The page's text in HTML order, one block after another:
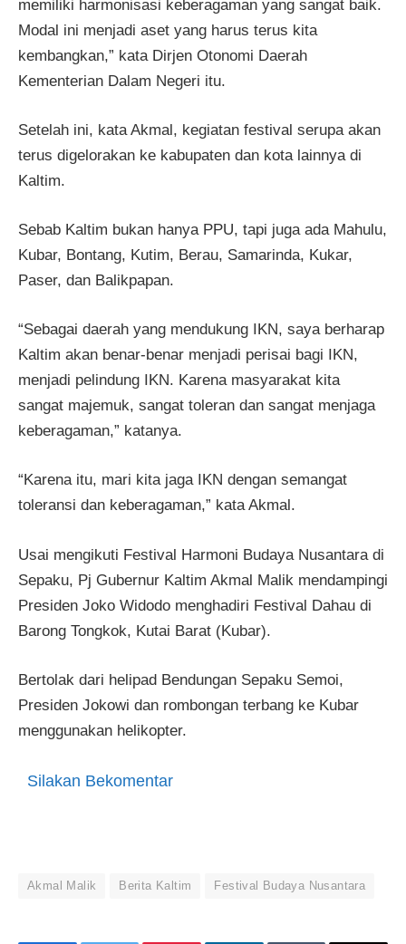
memiliki harmonisasi keberagaman yang sangat baik.
Modal ini menjadi aset yang harus terus kita
kembangkan,” kata Dirjen Otonomi Daerah
Kementerian Dalam Negeri itu.
Setelah ini, kata Akmal, kegiatan festival serupa akan
terus digelorakan ke kabupaten dan kota lainnya di
Kaltim.
Sebab Kaltim bukan hanya PPU, tapi juga ada Mahulu,
Kubar, Bontang, Kutim, Berau, Samarinda, Kukar,
Paser, dan Balikpapan.
“Sebagai daerah yang mendukung IKN, saya berharap
Kaltim akan benar-benar menjadi perisai bagi IKN,
menjadi pelindung IKN. Karena masyarakat kita
sangat majemuk, sangat toleran dan sangat menjaga
keberagaman,” katanya.
“Karena itu, mari kita jaga IKN dengan semangat
toleransi dan keberagaman,” kata Akmal.
Usai mengikuti Festival Harmoni Budaya Nusantara di
Sepaku, Pj Gubernur Kaltim Akmal Malik mendampingi
Presiden Joko Widodo menghadiri Festival Dahau di
Barong Tongkok, Kutai Barat (Kubar).
Bertolak dari helipad Bendungan Sepaku Semoi,
Presiden Jokowi dan rombongan terbang ke Kubar
menggunakan helikopter.
Silakan Bekomentar
Akmal Malik Berita Kaltim Festival Budaya Nusantara